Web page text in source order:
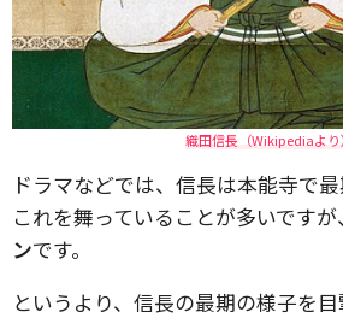
織田信長（Wikipediaより）
ドラマなどでは、信長は本能寺で
これを舞っていることが多いです
ンです。
というより、信長の最期の様子を